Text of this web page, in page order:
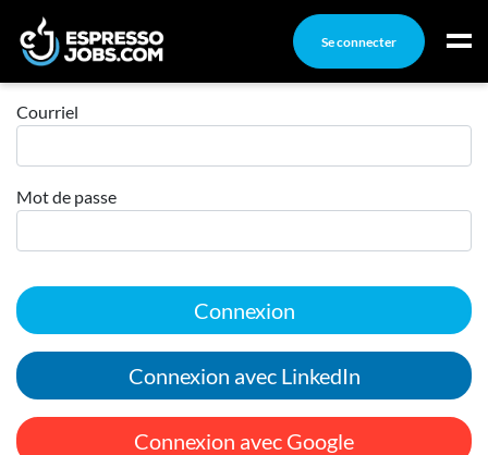
Se connecter
Connexion
Emplois
Ma boîte à outils
Conseils carrière
Nos chroniques
Inscrivez-vous à l'infolettre
Connexion
Courriel
Mot de passe
Connexion
Connexion avec LinkedIn
Connexion avec Google